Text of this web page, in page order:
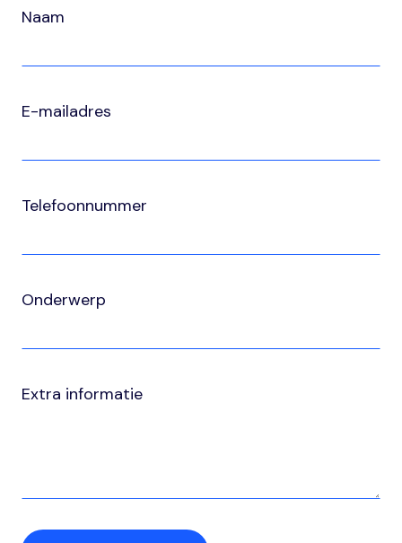
Naam
E-mailadres
Telefoonnummer
Onderwerp
Extra informatie